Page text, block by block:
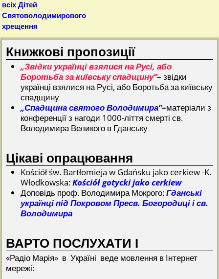
всіх Дітей
Святоволодимирового
хрещення
Книжкові пропозиції
„Звідки українці взялися на Русі, або
Боротьба за київську спадщину”– звідки
українці взялися на Русі, або Боротьба за київську
спадщину
„Спадщина святого Володимира”–матеріали з
конференції з нагоди 1000-ліття смерті св.
Володимира Великого в Гданську
Цікаві опрацювання
Kościół św. Bartłomieja w Gdańsku jako cerkiew -K.
Włodkowska:Kościół gotycki jako cerkiew
Доповідь проф. Володимира Мокрого:Гданські
українці під Покровом Пресв. Богородиці і св.
Володимира
ВАРТО ПОСЛУХАТИ І
«Радіо Марія» в Україні веде мовлення в Інтернет
мережі: